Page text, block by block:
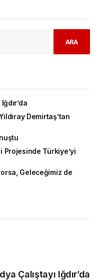
ARA
Demirtaş’tan
Projesinde Türkiye’yi
Geleceğimiz de
Çalıştayı Iğdır’da